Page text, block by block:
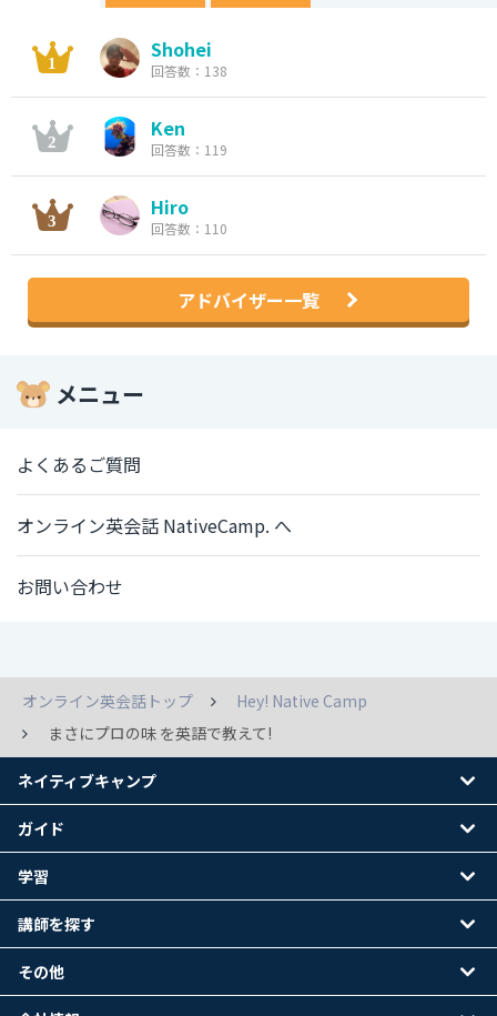
Shohei
回答数：138
Ken
回答数：119
Hiro
回答数：110
アドバイザー一覧
メニュー
よくあるご質問
オンライン英会話 NativeCamp. へ
お問い合わせ
オンライン英会話トップ
Hey! Native Camp
まさにプロの味 を英語で教えて!
ネイティブキャンプ
ガイド
学習
講師を探す
その他